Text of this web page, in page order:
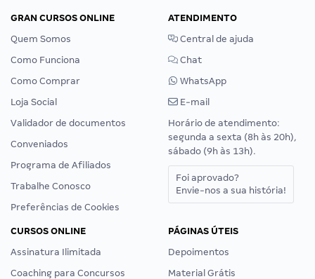
GRAN CURSOS ONLINE
Quem Somos
Como Funciona
Como Comprar
Loja Social
Validador de documentos
Conveniados
Programa de Afiliados
Trabalhe Conosco
Preferências de Cookies
ATENDIMENTO
Central de ajuda
Chat
WhatsApp
E-mail
Horário de atendimento:
segunda a sexta (8h às 20h),
sábado (9h às 13h).
Foi aprovado?
Envie-nos a sua história!
CURSOS ONLINE
Assinatura Ilimitada
Coaching para Concursos
PÁGINAS ÚTEIS
Depoimentos
Material Grátis